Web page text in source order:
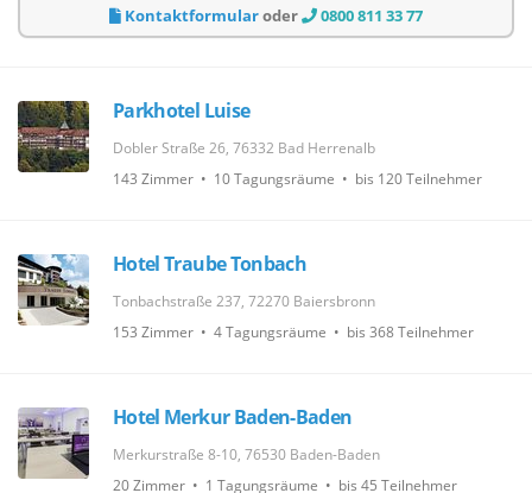
Kontaktformularoder 0800 811 33 77
Parkhotel Luise
Dobler Straße 26, 76332 Bad Herrenalb
143 Zimmer • 10 Tagungsräume • bis 120 Teilnehmer
Hotel Traube Tonbach
Tonbachstraße 237, 72270 Baiersbronn
153 Zimmer • 4 Tagungsräume • bis 368 Teilnehmer
Hotel Merkur Baden-Baden
Merkurstraße 8-10, 76530 Baden-Baden
20 Zimmer • 1 Tagungsräume • bis 45 Teilnehmer